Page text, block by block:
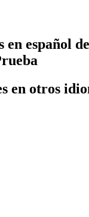
en español
en otros